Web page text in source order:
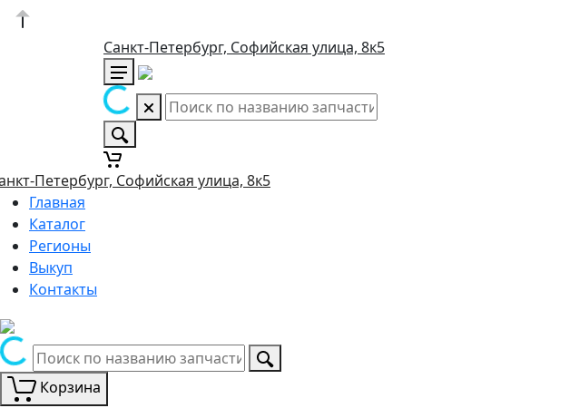
Санкт-Петербург, Софийская улица, 8к5
Петербург, Софийская улица, 8к5
Главная
Каталог
Регионы
Выкуп
Контакты
Корзина